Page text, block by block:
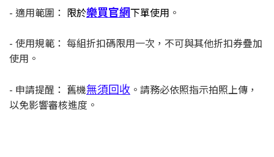
- 適用範圍： 限於樂買官網下單使用 。
- 使用規範： 每組折扣碼限用一次，不可與其他折扣券疊加
使用。
- 申請提醒： 舊機無須回收 。請務必依照指示拍照上傳，
以免影響審核進度。